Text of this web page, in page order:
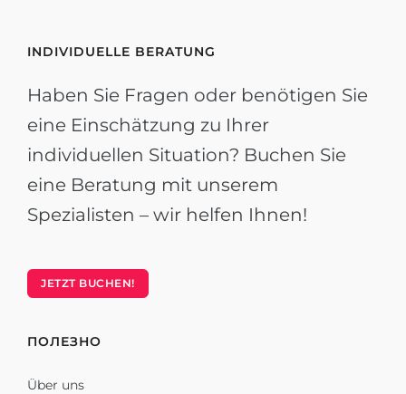
INDIVIDUELLE BERATUNG
Haben Sie Fragen oder benötigen Sie
eine Einschätzung zu Ihrer
individuellen Situation? Buchen Sie
eine Beratung mit unserem
Spezialisten – wir helfen Ihnen!
JETZT BUCHEN!
ПОЛЕЗНО
Über uns